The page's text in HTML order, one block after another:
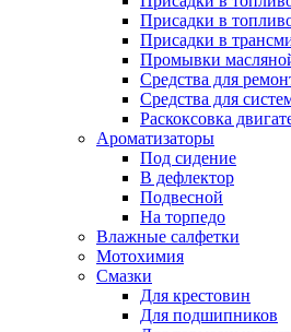
Присадки в
Присадки в
Промывки
Средства для
Средства для
Раскоксовка
Ароматизаторы
Под сидение
В дефлектор
Подвесной
На торпедо
Влажные салфетки
Мотохимия
Смазки
Для крестовин
Для подшипников